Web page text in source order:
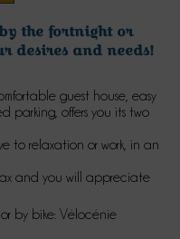
the fortnight or
desires and needs!
guest house, easy
parking, offers you its two
to relaxation or work, in an
and you will appreciate
by bike: Vélocénie